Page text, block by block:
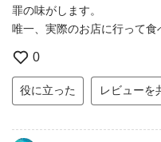
罪の味がします。
唯一、実際のお店に行って食
0
役に立った レビューを